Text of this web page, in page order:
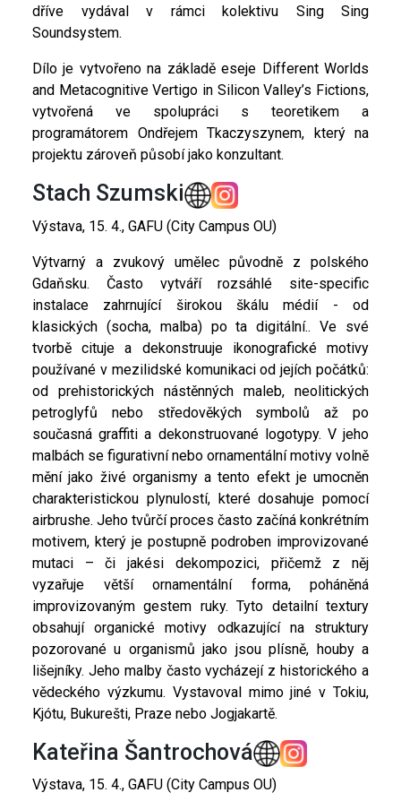
dříve vydával v rámci kolektivu Sing Sing
Soundsystem.
Dílo je vytvořeno na základě eseje Different Worlds
and Metacognitive Vertigo in Silicon Valley’s Fictions,
vytvořená ve spolupráci s teoretikem a
programátorem Ondřejem Tkaczyszynem, který na
projektu zároveň působí jako konzultant.
Stach Szumski
Výstava, 15. 4., GAFU (City Campus OU)
Výtvarný a zvukový umělec původně z polského
Gdaňsku. Často vytváří rozsáhlé site-specific
instalace zahrnující širokou škálu médií - od
klasických (socha, malba) po ta digitální.. Ve své
tvorbě cituje a dekonstruuje ikonografické motivy
používané v mezilidské komunikaci od jejích počátků:
od prehistorických nástěnných maleb, neolitických
petroglyfů nebo středověkých symbolů až po
současná graffiti a dekonstruované logotypy. V jeho
malbách se figurativní nebo ornamentální motivy volně
mění jako živé organismy a tento efekt je umocněn
charakteristickou plynulostí, které dosahuje pomocí
airbrushe. Jeho tvůrčí proces často začíná konkrétním
motivem, který je postupně podroben improvizované
mutaci – či jakési dekompozici, přičemž z něj
vyzařuje větší ornamentální forma, poháněná
improvizovaným gestem ruky. Tyto detailní textury
obsahují organické motivy odkazující na struktury
pozorované u organismů jako jsou plísně, houby a
lišejníky. Jeho malby často vycházejí z historického a
vědeckého výzkumu. Vystavoval mimo jiné v Tokiu,
Kjótu, Bukurešti, Praze nebo Jogjakartě.
Kateřina Šantrochová
Výstava, 15. 4., GAFU (City Campus OU)